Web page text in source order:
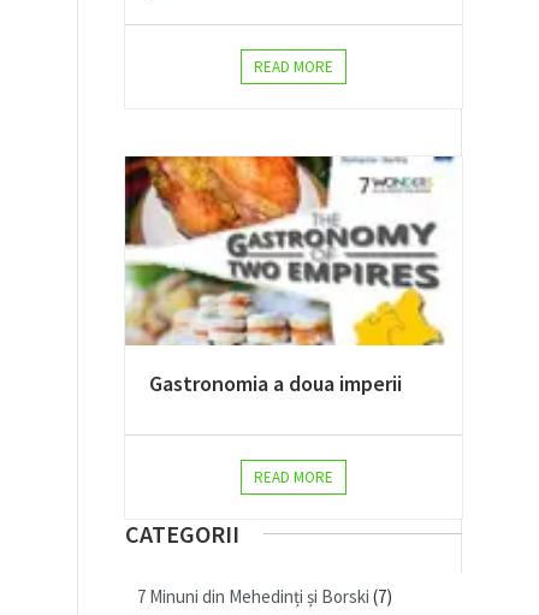
READ MORE
Gastronomia a doua imperii
READ MORE
CATEGORII
7 Minuni din Mehedinți și Borski (7)